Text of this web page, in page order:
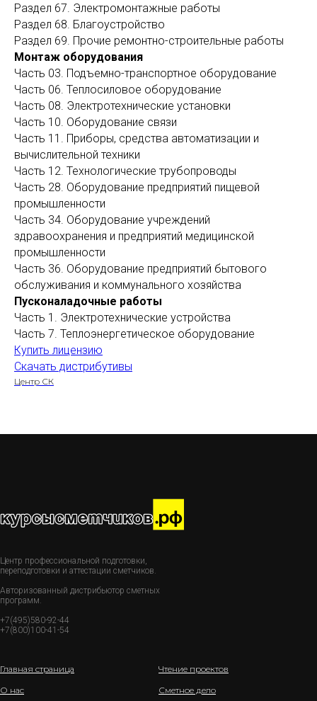
Раздел 67. Электромонтажные работы
Раздел 68. Благоустройство
Раздел 69. Прочие ремонтно-строительные работы
Монтаж оборудования
Часть 03. Подъемно-транспортное оборудование
Часть 06. Теплосиловое оборудование
Часть 08. Электротехнические установки
Часть 10. Оборудование связи
Часть 11. Приборы, средства автоматизации и
вычислительной техники
Часть 12. Технологические трубопроводы
Часть 28. Оборудование предприятий пищевой
промышленности
Часть 34. Оборудование учреждений
здравоохранения и предприятий медицинской
промышленности
Часть 36. Оборудование предприятий бытового
обслуживания и коммунального хозяйства
Пусконаладочные работы
Часть 1. Электротехнические устройства
Часть 7. Теплоэнергетическое оборудование
Купить лицензию
Скачать дистрибутивы
Центр СК
Центр профессиональной подготовки,
переподготовки и аттестации сметчиков.
Авторизованный дистрибьютор сметных
программ.
+7(495)580-92-44
+7(800)100-41-54
Главная страница
О нас
Чтение проектов
Сметное дело